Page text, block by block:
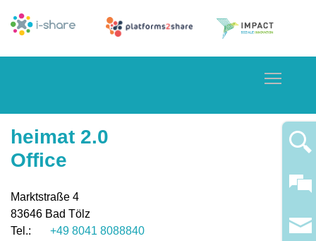
heimat 2.0
Office
Marktstraße 4
83646 Bad Tölz
+49 8041 8088840